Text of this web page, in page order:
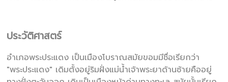
ประวัติศาสตร์
อำเภอพระประแดง เป็นเมืองโบราณสมัยขอมมีชื่อเรียกว่า
"พระประแดง" เดิมตั้งอยู่ริมฝั่งแม่น้ำเจ้าพระยาด้านซ้ายคืออยู่